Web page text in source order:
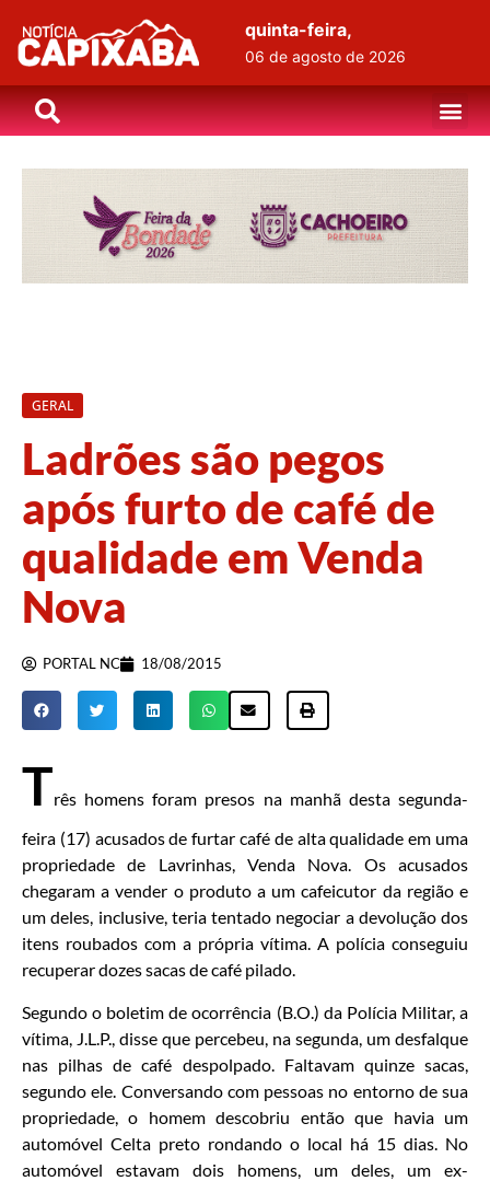
quinta-feira,
06 de agosto de 2026
GERAL
Ladrões são pegos
após furto de café de
qualidade em Venda
Nova
PORTAL NC 18/08/2015
Três homens foram presos na manhã desta segunda-
feira (17) acusados de furtar café de alta qualidade em uma
propriedade de Lavrinhas, Venda Nova. Os acusados
chegaram a vender o produto a um cafeicutor da região e
um deles, inclusive, teria tentado negociar a devolução dos
itens roubados com a própria vítima. A polícia conseguiu
recuperar dozes sacas de café pilado.
Segundo o boletim de ocorrência (B.O.) da Polícia Militar, a
vítima, J.L.P., disse que percebeu, na segunda, um desfalque
nas pilhas de café despolpado. Faltavam quinze sacas,
segundo ele. Conversando com pessoas no entorno de sua
propriedade, o homem descobriu então que havia um
automóvel Celta preto rondando o local há 15 dias. No
automóvel estavam dois homens, um deles, um ex-